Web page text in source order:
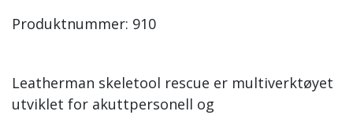
Produktnummer: 910
Leatherman skeletool rescue er multiverktøyet
utviklet for akuttpersonell og